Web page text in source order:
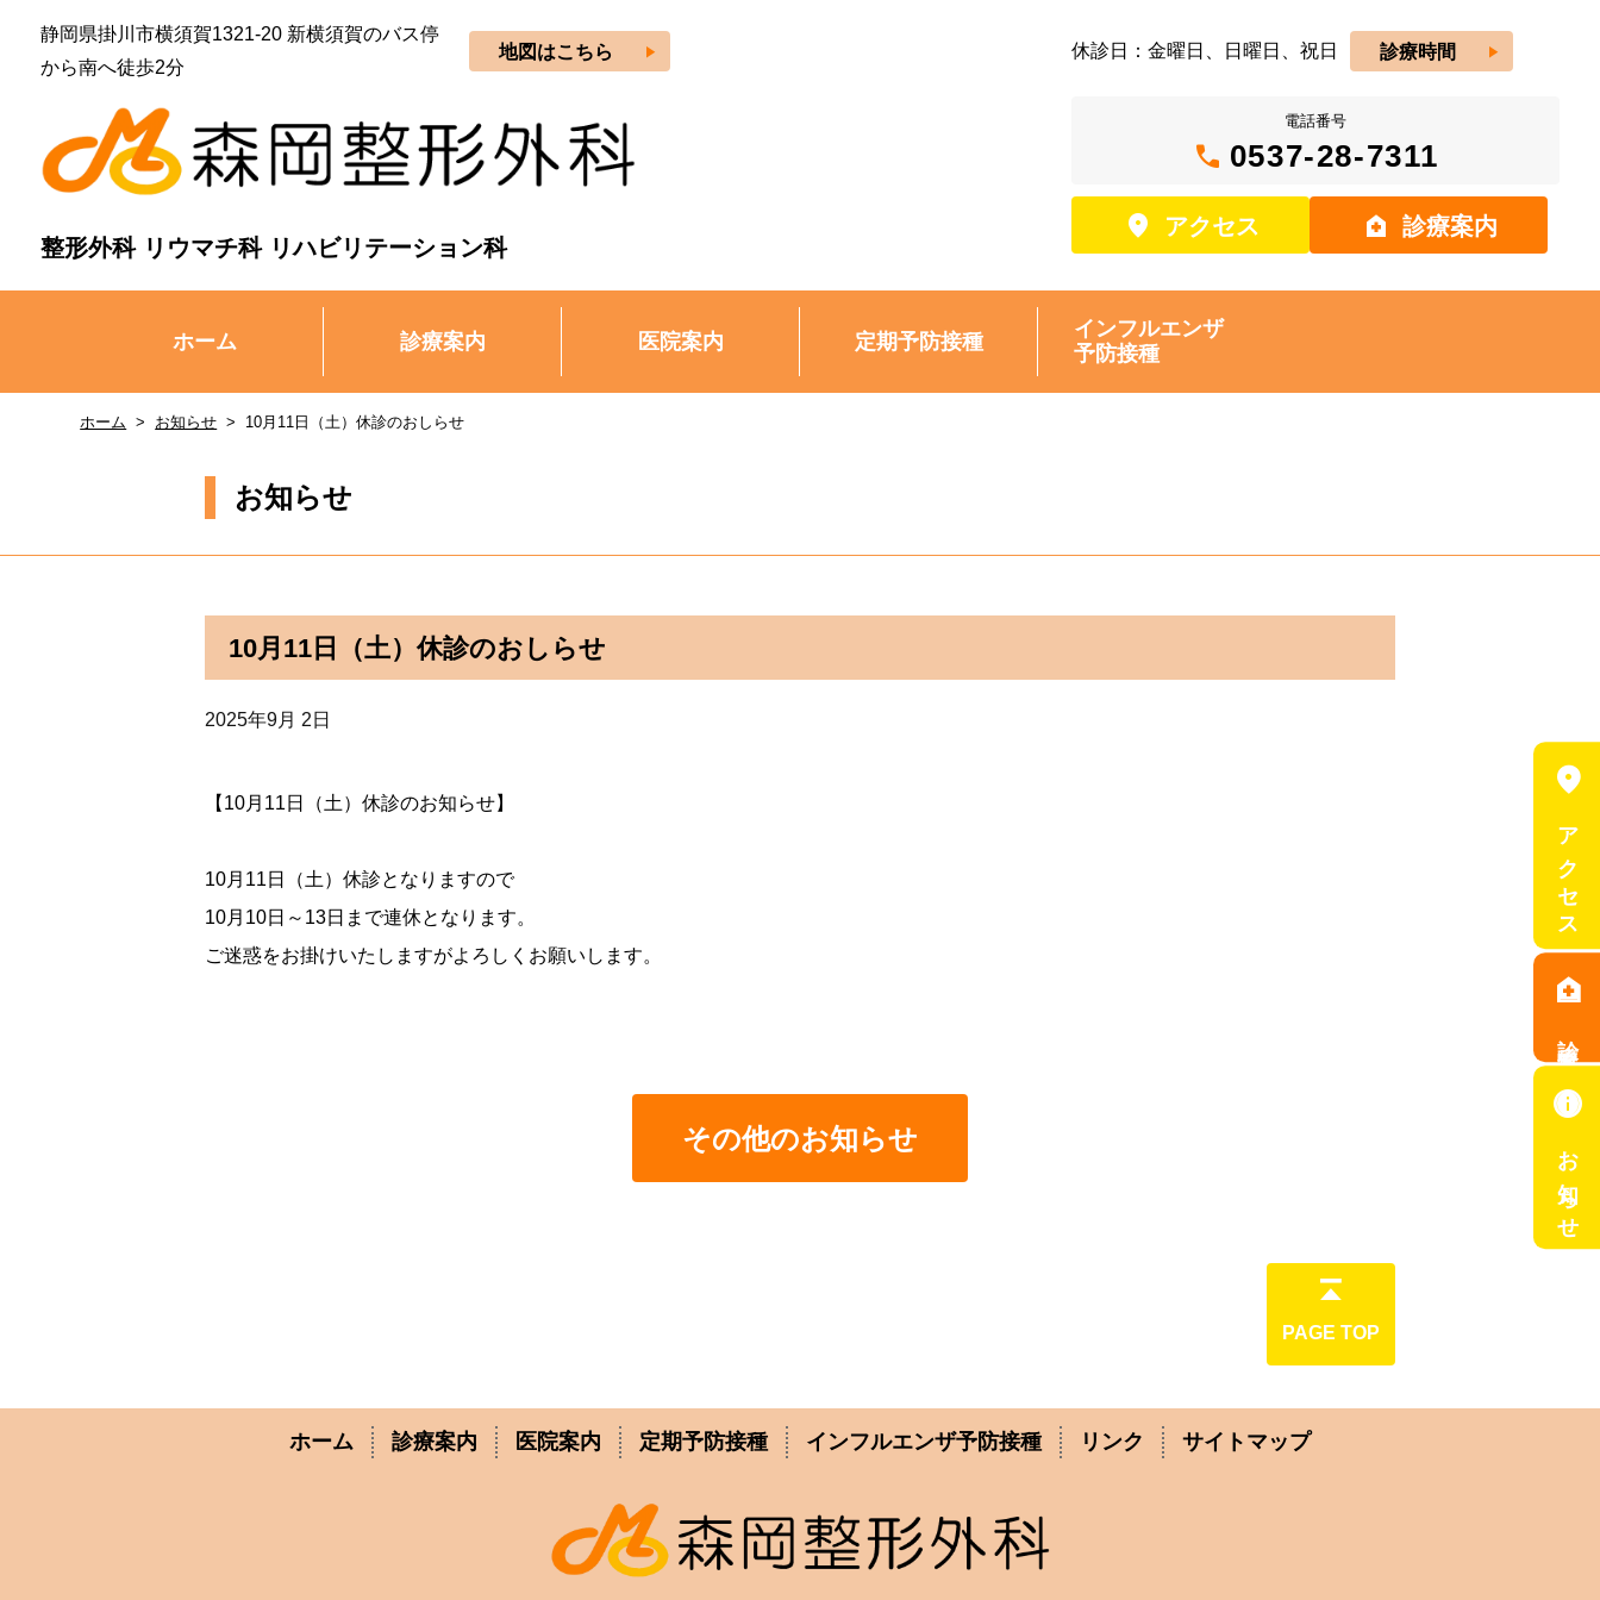
静岡県掛川市横須賀1321-20 新横須賀のバス停
から南へ徒歩2分
地図はこちら play_arrow 休診日：金曜日、日曜日、祝日 診療時間 play_arrow
整形外科 リウマチ科 リハビリテーション科
電話番号
call 0537-28-7311
location_on アクセス home_health 診療案内
location_on
アクセス
home_health
info
お知らせ
ホーム 診療案内 医院案内 定期予防接種
インフルエンザ
予防接種
ホーム お知らせ 10月11日（土）休診のおしらせ
お知らせ
10月11日（土）休診のおしらせ
2025年9月 2日
【10月11日（土）休診のお知らせ】
10月11日（土）休診となりますので
10月10日～13日まで連休となります。
ご迷惑をお掛けいたしますがよろしくお願いします。
その他のお知らせ
ホーム 診療案内 医院案内 定期予防接種 インフルエンザ予防接種 リンク サイトマップ
PAGE TOP